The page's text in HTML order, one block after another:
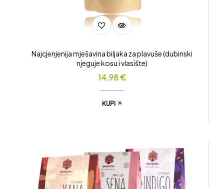
Najcjenjenija mješavina biljaka za plavuše (dubinski
njeguje kosu i vlasište)
14.98€
KUPI